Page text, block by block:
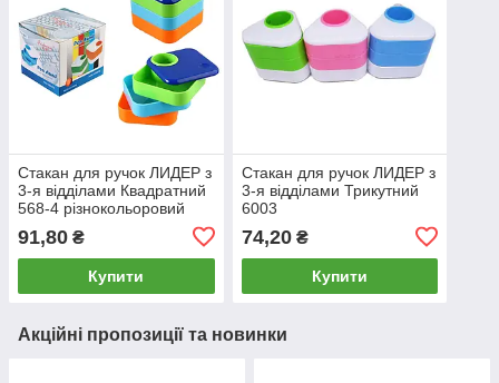
Стакан для ручок ЛИДЕР з
3-я відділами Квадратний
568-4 різнокольоровий
91,80 ₴
Купити
Стакан для ручок ЛИДЕР з
3-я відділами Трикутний
6003
74,20₴
Купити
Акційні пропозиції та новинки